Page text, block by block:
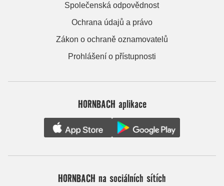
Společenská odpovědnost
Ochrana údajů a právo
Zákon o ochraně oznamovatelů
Prohlášení o přístupnosti
HORNBACH aplikace
HORNBACH na sociálních sítích